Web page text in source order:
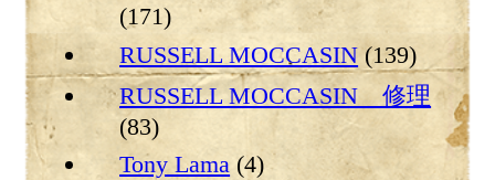
(171)
RUSSELL MOCCASIN(139)
RUSSELL MOCCASIN 修理
(83)
Tony Lama (4)